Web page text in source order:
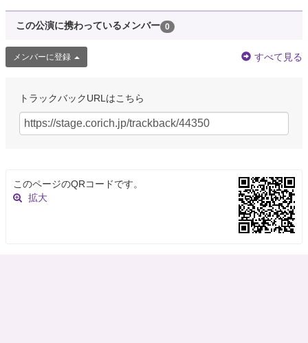
この公演に携わっているメンバー 0
メンバーに登録 すべて見る
トラックバックURLはこちら
このページのQRコードです。
拡大